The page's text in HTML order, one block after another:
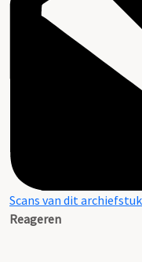
Scans van dit
Reageren